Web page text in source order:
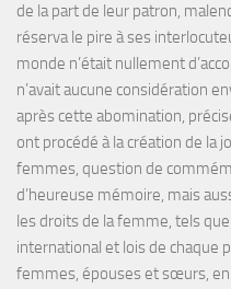
de la part de leur patron,
réserva le pire à ses
monde n’était nullement
n’avait aucune considération
après cette abomination,
ont procédé à la création de la
femmes, question de
d’heureuse mémoire, mais
les droits de la femme, tels
international et lois de chaque
femmes, épouses et sœurs,